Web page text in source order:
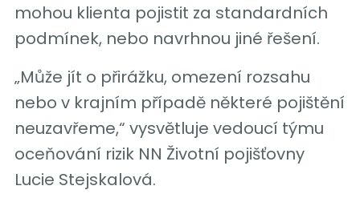
mohou klienta pojistit za standardních
podmínek, nebo navrhnou jiné řešení.
„Může jít o přirážku, omezení rozsahu
nebo v krajním případě některé pojištění
neuzavřeme,“ vysvětluje vedoucí týmu
oceňování rizik NN Životní pojišťovny
Lucie Stejskalová.